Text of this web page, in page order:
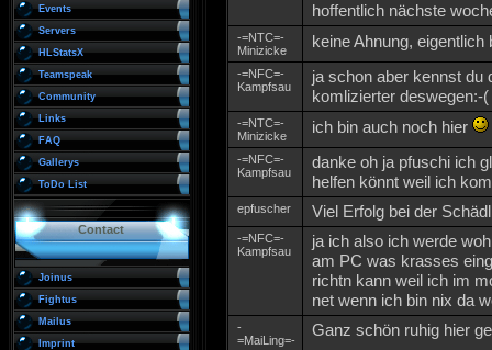
Events
Servers
HLStatsX
Teamspeak
Community
Links
FAQ
Gallerys
ToDo List
Contact
Joinus
Fightus
Mailus
Imprint
hoffentlich nächste
-=NTC=-
Minizicke
keine Ahnung,
-=NFC=-
Kampfsau
ja schon aber kennst du
komlizierter deswegen:-(
-=NTC=-
Minizicke
ich bin auch noch hier
-=NFC=-
Kampfsau
danke oh ja pfuschi ich
helfen könnt weil ich
epfuscher Viel Erfolg bei der
-=NFC=-
Kampfsau
ja ich also ich werde
am PC was krasses
richtn kann weil ich im
net wenn ich bin nix da
-
=MaiLing=-
Ganz schön ruhig hier